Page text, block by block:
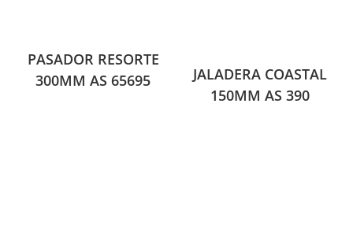
PASADOR RESORTE
300MM AS 65695
JALADERA COASTAL
150MM AS 390